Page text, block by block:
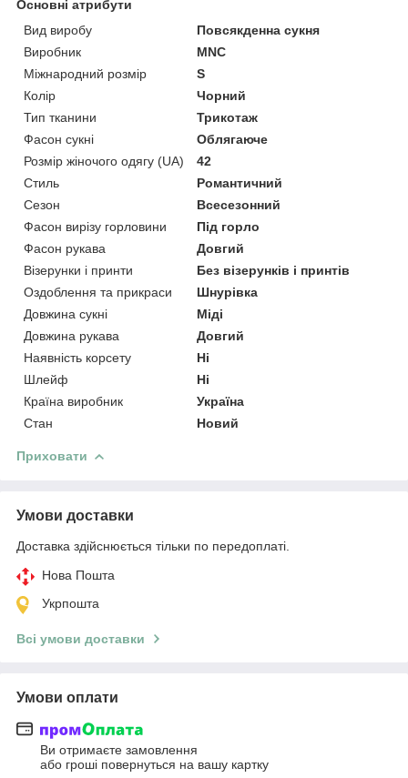
Основні атрибути
Вид виробу
Повсякденна сукня
Виробник
MNC
Міжнародний розмір
S
Колір
Чорний
Тип тканини
Трикотаж
Фасон сукні
Облягаюче
Розмір жіночого одягу (UA)
42
Стиль
Романтичний
Сезон
Всесезонний
Фасон вирізу горловини
Під горло
Фасон рукава
Довгий
Візерунки і принти
Без візерунків і принтів
Оздоблення та прикраси
Шнурівка
Довжина сукні
Міді
Довжина рукава
Довгий
Наявність корсету
Ні
Шлейф
Ні
Країна виробник
Україна
Стан
Новий
Приховати
Умови доставки
Доставка здійснюється тільки по передоплаті.
Нова Пошта
Укрпошта
Всі умови доставки
Умови оплати
Ви отримаєте замовлення
або гроші повернуться на вашу картку